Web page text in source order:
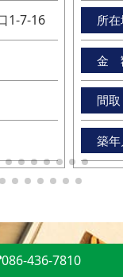
1-7-16 所
金
間
築
086-436-7810